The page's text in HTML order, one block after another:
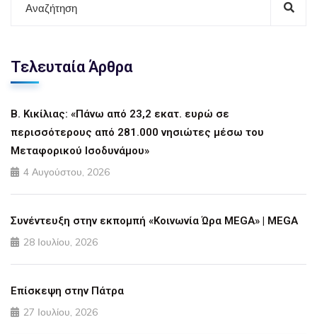
Τελευταία Άρθρα
Β. Κικίλιας: «Πάνω από 23,2 εκατ. ευρώ σε
περισσότερους από 281.000 νησιώτες μέσω του
Μεταφορικού Ισοδυνάμου»
4 Αυγούστου, 2026
Συνέντευξη στην εκπομπή «Κοινωνία Ώρα MEGA» | MEGA
28 Ιουλίου, 2026
Επίσκεψη στην Πάτρα
27 Ιουλίου, 2026